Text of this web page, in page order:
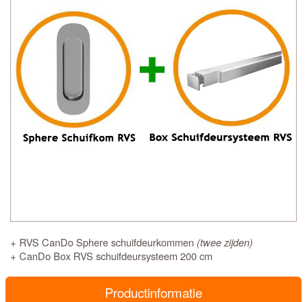
+ RVS CanDo Sphere schuifdeurkommen (twee zijden)
+ CanDo Box RVS schuifdeursysteem 200 cm
Productinformatie